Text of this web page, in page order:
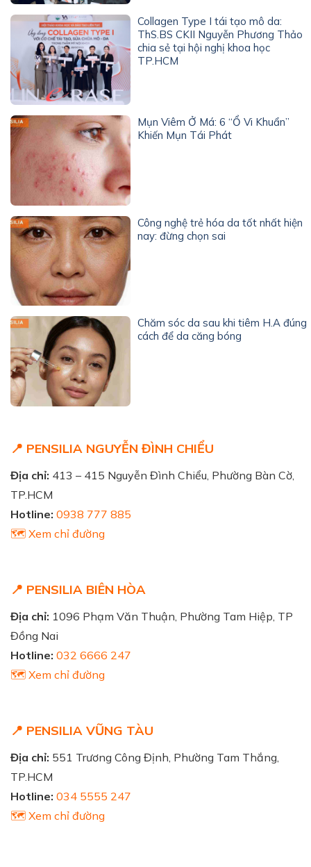
Collagen Type I tái tạo mô da:
ThS.BS CKII Nguyễn Phương Thảo
chia sẻ tại hội nghị khoa học
TP.HCM
Mụn Viêm Ở Má: 6 “Ổ Vi Khuẩn”
Khiến Mụn Tái Phát
Công nghệ trẻ hóa da tốt nhất hiện
nay: đừng chọn sai
Chăm sóc da sau khi tiêm H.A đúng
cách để da căng bóng
📍 PENSILIA NGUYỄN ĐÌNH CHIỂU
Địa chỉ: 413 – 415 Nguyễn Đình Chiểu, Phường Bàn Cờ,
TP.HCM
Hotline: 0938 777 885
🗺️ Xem chỉ đường
📍 PENSILIA BIÊN HÒA
Địa chỉ: 1096 Phạm Văn Thuận, Phường Tam Hiệp, TP
Đồng Nai
Hotline: 032 6666 247
🗺️ Xem chỉ đường
📍 PENSILIA VŨNG TÀU
Địa chỉ: 551 Trương Công Định, Phường Tam Thắng,
TP.HCM
Hotline: 034 5555 247
🗺️ Xem chỉ đường